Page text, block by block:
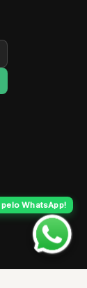
WhatsApp!